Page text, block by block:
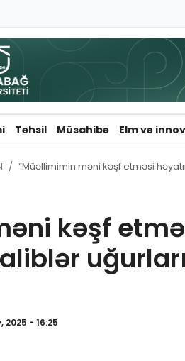
Təhsil Müsahibə Elm və
“Müəllimimin məni kəşf etməsi
kəşf
2025 - 16:25